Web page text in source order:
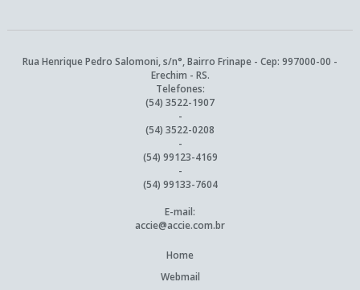
Rua Henrique Pedro Salomoni, s/n°, Bairro Frinape - Cep: 997000-00 -
Erechim - RS.
Telefones:
(54) 3522-1907
-
(54) 3522-0208
-
(54) 99123-4169
-
(54) 99133-7604
E-mail:
accie@accie.com.br
Home
Webmail